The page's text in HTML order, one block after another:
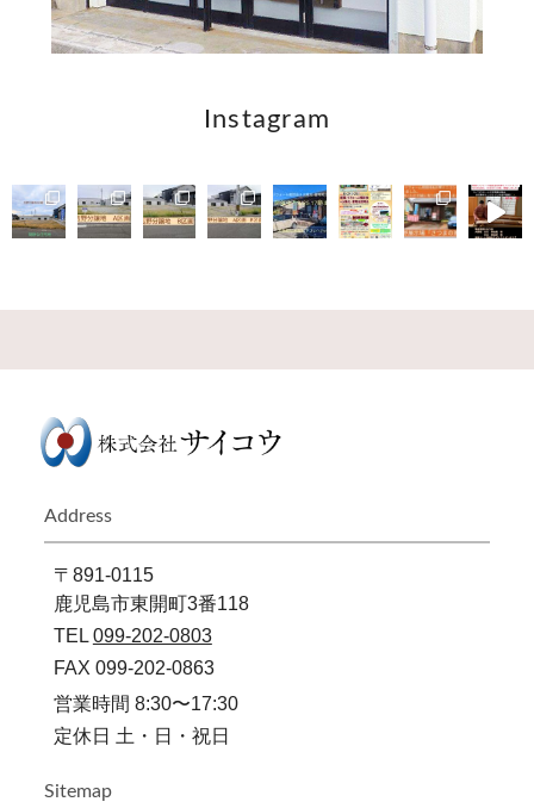
Instagram
Address
〒891-0115
鹿児島市東開町3番118
TEL 099-202-0803
FAX 099-202-0863
営業時間 8:30〜17:30
定休日 土・日・祝日
Sitemap